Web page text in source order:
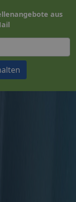
aus